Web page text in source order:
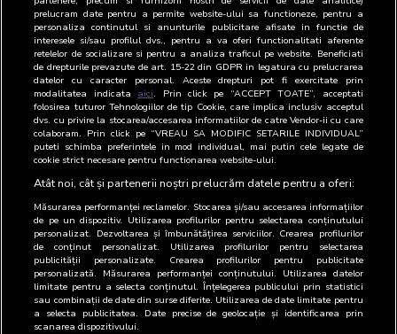
prelucram date pentru a permite website-ului sa functioneze, pentru a
personaliza continutul si anunturile publicitare afisate in functie de
interesele si/sau profilul dvs., pentru a va oferi functionalitati aferente
retelelor de socializare si pentru a analiza traficul pe website. Beneficiati
de drepturile prevazute de art. 15-22 din GDPR in legatura cu prelucrarea
datelor cu caracter personal. Aceste drepturi pot fi exercitate prin
modalitatea indicata aici. Prin click pe “ACCEPT TOATE”, acceptati
folosirea tuturor Tehnologiilor de tip Cookie, care implica inclusiv acceptul
dvs. cu privire la stocarea/accesarea informatiilor de catre Vendor-ii cu care
colaboram. Prin click pe “VREAU SA MODIFIC SETARILE INDIVIDUAL”
puteti schimba preferintele in mod individual, mai putin cele legate de
cookie strict necesare pentru functionarea website-ului.
Atât noi, cât și partenerii noștri prelucrăm datele pentru a oferi:
Măsurarea performanței reclamelor. Stocarea și/sau accesarea informațiilor
de pe un dispozitiv. Utilizarea profilurilor pentru selectarea conținutului
personalizat. Dezvoltarea și îmbunătățirea serviciilor. Crearea profilurilor
de conținut personalizat. Utilizarea profilurilor pentru selectarea
publicității personalizate. Crearea profilurilor pentru publicitate
personalizată. Măsurarea performanței conținutului. Utilizarea datelor
limitate pentru a selecta conținutul. Înțelegerea publicului prin statistici
sau combinații de date din surse diferite. Utilizarea de date limitate pentru
a selecta publicitatea. Date precise de geolocație și identificarea prin
scanarea dispozitivului.